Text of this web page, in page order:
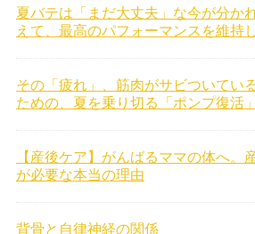
夏バテは「まだ大丈夫」な今が分か
えて、最高のパフォーマンスを維持
その「疲れ」、筋肉がサビついてい
ための、夏を乗り切る「ポンプ復活
【産後ケア】がんばるママの体へ。
が必要な本当の理由
背骨と自律神経の関係